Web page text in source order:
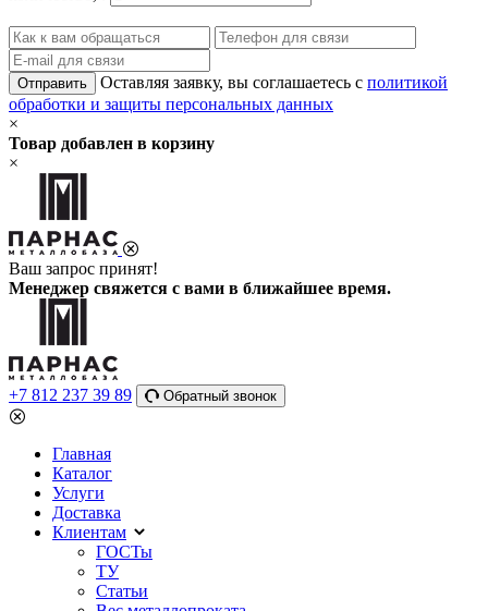
Отправить Оставляя заявку, вы соглашаетесь с политикой
обработки и защиты персональных данных
×
Товар добавлен в корзину
×
Ваш запрос принят!
Менеджер свяжется с вами в ближайшее время.
+7 812 237 39 89 Обратный звонок
Главная
Каталог
Услуги
Доставка
Клиентам
ГОСТы
ТУ
Статьи